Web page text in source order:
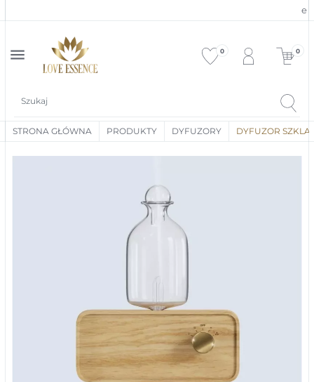
menu 0 0
STRONA GŁÓWNA PRODUKTY DYFUZORY DYFUZOR